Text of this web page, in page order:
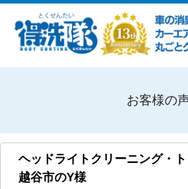
お客様の
ヘッドライトクリーニング・
越谷市のY様